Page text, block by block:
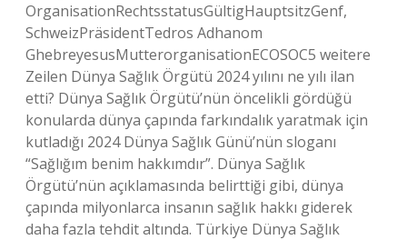
OrganisationRechtsstatusGültigHauptsitzGenf,
SchweizPräsidentTedros Adhanom
GhebreyesusMutterorganisationECOSOC5 weitere
Zeilen Dünya Sağlık Örgütü 2024 yılını ne yılı ilan
etti? Dünya Sağlık Örgütü’nün öncelikli gördüğü
konularda dünya çapında farkındalık yaratmak için
kutladığı 2024 Dünya Sağlık Günü’nün sloganı
“Sağlığım benim hakkımdır”. Dünya Sağlık
Örgütü’nün açıklamasında belirttiği gibi, dünya
çapında milyonlarca insanın sağlık hakkı giderek
daha fazla tehdit altında. Türkiye Dünya Sağlık